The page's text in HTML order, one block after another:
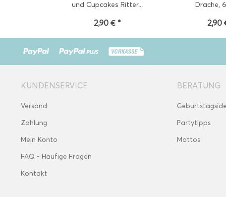
und Cupcakes Ritter...
2,90 € *
Drache,
2,90
KUNDENSERVICE
Versand
Zahlung
Mein Konto
FAQ - Häufige Fragen
Kontakt
BERATUNG
Partytipps
Mottos